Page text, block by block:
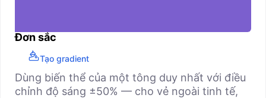
Đơn sắc
Tạo gradient
Dùng biến thể của một tông duy nhất với điều
chỉnh độ sáng ±50% — cho vẻ ngoài tinh tế,